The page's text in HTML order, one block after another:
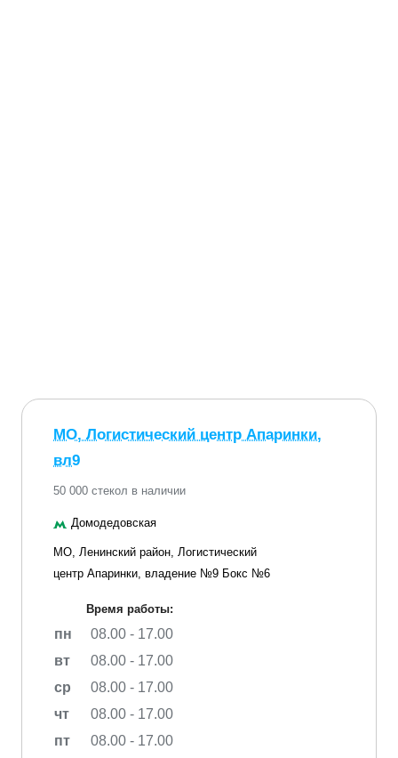
МО, Логистический центр Апаринки,
вл9
50 000 стекол в наличии
Домодедовская
МО, Ленинский район, Логистический
центр Апаринки, владение №9 Бокс №6
Время работы:
пн
08.00 - 17.00
вт
08.00 - 17.00
ср
08.00 - 17.00
чт
08.00 - 17.00
пт
08.00 - 17.00